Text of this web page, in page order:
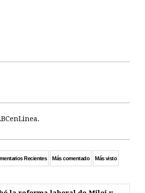
Recientes Más comentado Más visto